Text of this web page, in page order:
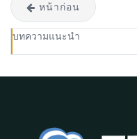
หน้าก่อน
บทความแนะนำ